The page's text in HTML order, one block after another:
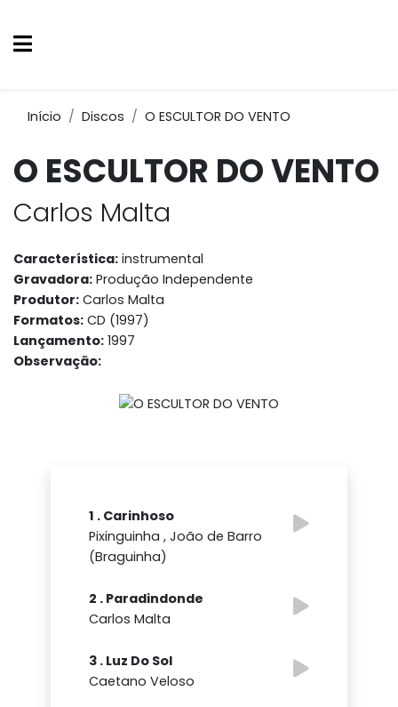
Início Discos O ESCULTOR DO VENTO
O ESCULTOR DO VENTO
Carlos Malta
Característica: instrumental
Gravadora: Produção Independente
Produtor: Carlos Malta
Formatos: CD (1997)
Lançamento: 1997
Observação:
1 . Carinhoso
Pixinguinha , João de Barro
(Braguinha)
2 . Paradindonde
Carlos Malta
3 . Luz Do Sol
Caetano Veloso